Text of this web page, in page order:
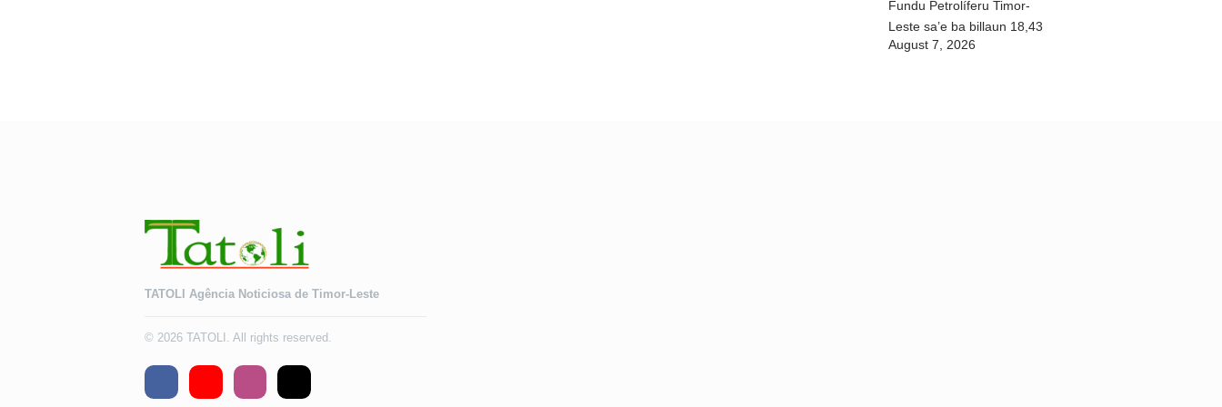
Fundu Petrolíferu Timor-
Leste sa’e ba billaun 18,43
August 7, 2026
TATOLI Agência Noticiosa de Timor-Leste
© 2026 TATOLI. All rights reserved.